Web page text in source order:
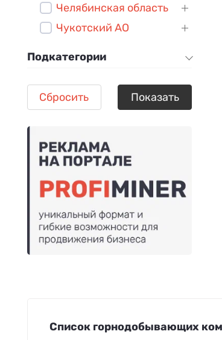
Челябинская область
Чукотский АО
Подкатегории
Показать
Сбросить
Список горнодобывающих